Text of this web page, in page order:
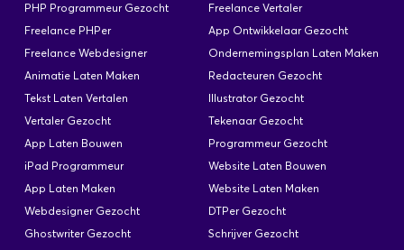
applicatie. Hoe het beste door de applicatie te
navigeren, wizards, dashboard, hoeveelheid
informatie etc. We zijn voornamelijk op zoek
naar een Interaction Designer die ons kan helpen
bij het adviseren m.b.t.…
PHP Programmeur Gezocht
Freelance Vertaler
Freelance PHPer
App Ontwikkelaar Gezocht
Freelance Webdesigner
Ondernemingsplan Laten Maken
Animatie Laten Maken
Redacteuren Gezocht
Tekst Laten Vertalen
Illustrator Gezocht
Vertaler Gezocht
Tekenaar Gezocht
App Laten Bouwen
Programmeur Gezocht
iPad Programmeur
Website Laten Bouwen
App Laten Maken
Website Laten Maken
Webdesigner Gezocht
DTPer Gezocht
Ghostwriter Gezocht
Schrijver Gezocht